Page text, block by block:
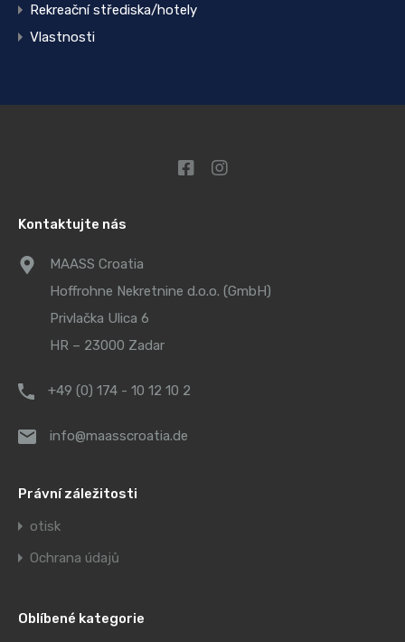
Rekreační střediska/hotely
Vlastnosti
Kontaktujte nás
MAASS Croatia
Hoffrohne Nekretnine d.o.o. (GmbH)
Privlačka Ulica 6
HR – 23000 Zadar
+49 (0) 174 - 10 12 10 2
info@maasscroatia.de
Právní záležitosti
otisk
Ochrana údajů
Oblíbené kategorie